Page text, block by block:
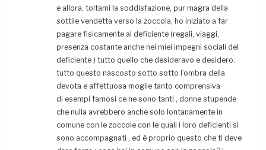
e allora, toltami la soddisfazione, pur magra della
sottile vendetta verso la zoccola, ho iniziato a far
pagare fisicamente al deficiente (regali, viaggi,
presenza costante anche nei miei impegni sociali del
deficiente ) tutto quello che desideravo e desidero.
tutto questo nascosto sotto sotto l’ombra della
devota e affettuosa moglie tanto comprensiva
di esempi famosi ce ne sono tanti , donne stupende
che nulla avrebbero anche solo lontanamente in
comune con le zoccole con le quali i loro deficienti si
sono accompagnati , ed è proprio questo che ti deve